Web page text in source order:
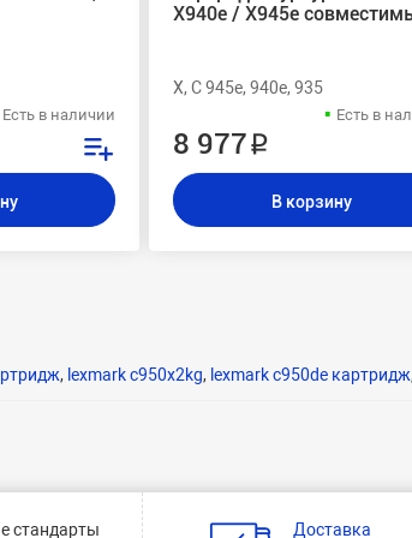
Есть в наличии
X940e / X945e
X, C 945e, 940e, 935
Есть в
8 977 ₽
В корзину
, lexmark c950x2kg, lexmark c950de картридж,
стандарты Доставка